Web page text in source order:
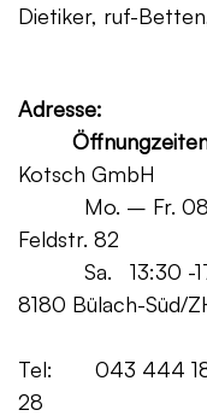
Dietiker, ruf-
Adresse:
Mo. – Fr.
Sa. 13:30 -
8180
Tel: 043 444